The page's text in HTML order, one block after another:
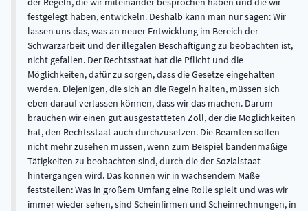
festgelegt haben, entwickeln. Deshalb kann man nur sagen: Wir
lassen uns das, was an neuer Entwicklung im Bereich der
Schwarzarbeit und der illegalen Beschäftigung zu beobachten ist,
nicht gefallen. Der Rechtsstaat hat die Pflicht und die
Möglichkeiten, dafür zu sorgen, dass die Gesetze eingehalten
werden. Diejenigen, die sich an die Regeln halten, müssen sich
eben darauf verlassen können, dass wir das machen. Darum
brauchen wir einen gut ausgestatteten Zoll, der die Möglichkeiten
hat, den Rechtsstaat auch durchzusetzen. Die Beamten sollen
nicht mehr zusehen müssen, wenn zum Beispiel bandenmäßige
Tätigkeiten zu beobachten sind, durch die der Sozialstaat
hintergangen wird. Das können wir in wachsendem Maße
feststellen: Was in großem Umfang eine Rolle spielt und was wir
immer wieder sehen, sind Scheinfirmen und Scheinrechnungen, in